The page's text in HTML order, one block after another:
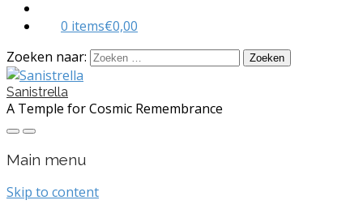
0 items€0,00
Zoeken naar:
Sanistrella
A Temple for Cosmic Remembrance
Main menu
Skip to content